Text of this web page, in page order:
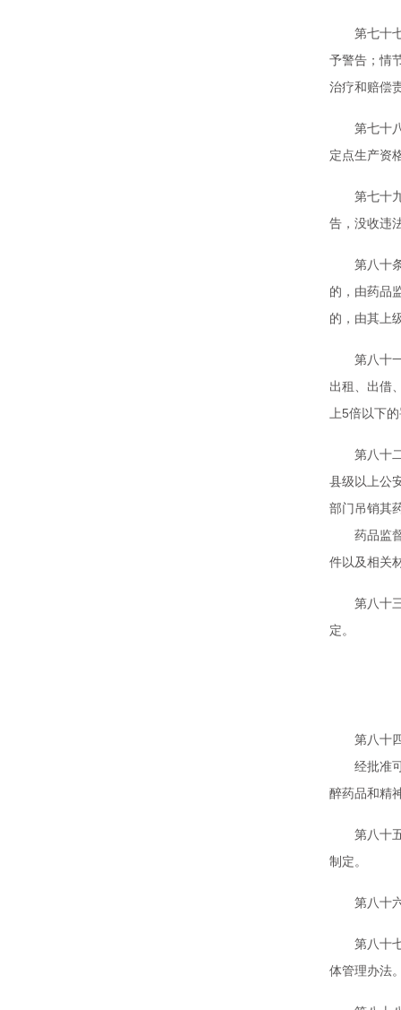
第七十七
予警告；情
治疗和赔偿
第七十八
定点生产资
第七十九
告，没收违
第八十条
的，由药品
的，由其上
第八十一
出租、出借
上5倍以下
第八十二
县级以上公
部门吊销其
药品监督
件以及相关
第八十三
定。
第八十四
经批准可
醉药品和精
第八十五
制定。
第八十六
第八十七
体管理办法